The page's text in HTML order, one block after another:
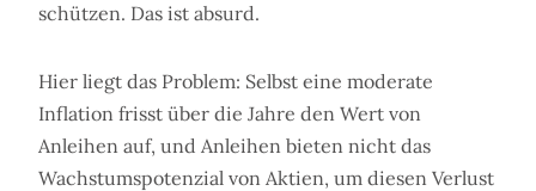
schützen. Das ist absurd.
Hier liegt das Problem: Selbst eine moderate
Inflation frisst über die Jahre den Wert von
Anleihen auf, und Anleihen bieten nicht das
Wachstumspotenzial von Aktien, um diesen Verlust